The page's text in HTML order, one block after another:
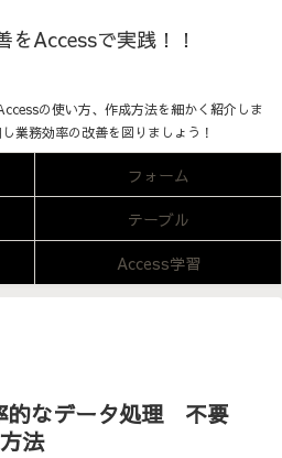
をAccessで実践！！
の使い方、作成方法を細かく紹介しま
業務効率の改善を図りましょう！
フォーム
テーブル
Access学習
的なデータ処理 不要
法